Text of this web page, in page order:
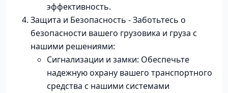
эффективность.
Защита и Безопасность - Заботьтесь о
безопасности вашего грузовика и груза с
нашими решениями:
Сигнализации и замки: Обеспечьте
надежную охрану вашего транспортного
средства с нашими системами